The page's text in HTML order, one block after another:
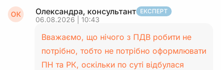
ОК Олександра, консультант ЕКСПЕРТ
06.08.2026 | 10:43
Вважаємо, що нічого з ПДВ робити не
потрібно, тобто не потрібно оформлювати
ПН та РК, оскільки по суті відбулася